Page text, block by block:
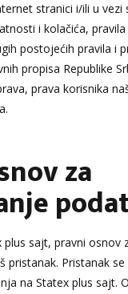
stranici i/ili u vezi
i kolačića,
postojećih pravila i
propisa Republike
prava korisnika
za
sajt, pravni osnov
pristanak. Pristanak
na Statex plus sajt.